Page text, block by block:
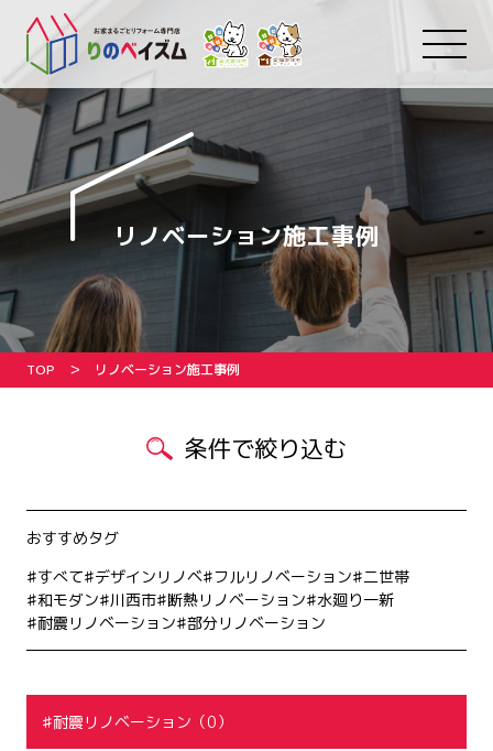
リノベーション施工事例
TOP リノベーション施工事例
条件で絞り込む
おすすめタグ
すべて
デザインリノベ フルリノベーション
二世帯
和モダン 川西市 断熱リノベーション 水廻り一新
耐震リノベーション 部分リノベーション
耐震リノベーション（0）